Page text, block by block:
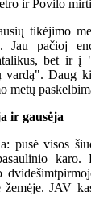
ir Povilo
tikėjimo
Jau pačioj
bet ir į
vardą". Daug
metų
ir gausėja
visos
karo.
JAV